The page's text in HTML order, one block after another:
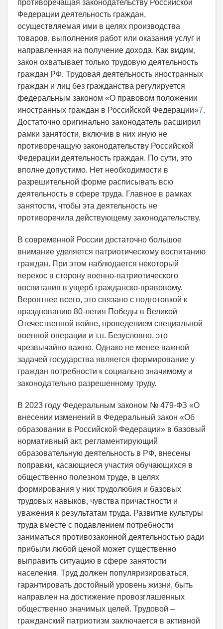
противоречащая законодательству Российской
Федерации деятельность граждан,
осуществляемая ими в целях производства
товаров, выполнения работ или оказания услуг и
направленная на получение дохода. Как видим,
закон охватывает только трудовую деятельность
граждан РФ. Трудовая деятельность иностранных
граждан и лиц без гражданства регулируется
федеральным законом «О правовом положении
иностранных граждан в Российской Федерации»7.
Достаточно оригинально законодатель расширил
рамки занятости, включив в них иную не
противоречащую законодательству Российской
Федерации деятельность граждан. По сути, это
вполне допустимо. Нет необходимости в
разрешительной форме расписывать всю
деятельность в сфере труда. Главное в рамках
занятости, чтобы эта деятельность не
противоречила действующему законодательству.
В современной России достаточно большое
внимание уделяется патриотическому воспитанию
граждан. При этом наблюдается некоторый
перекос в сторону военно-патриотического
воспитания в ущерб гражданско-правовому.
Вероятнее всего, это связано с подготовкой к
празднованию 80-летия Победы в Великой
Отечественной войне, проведением специальной
военной операции и т.п. Безусловно, это
чрезвычайно важно. Однако не менее важной
задачей государства является формирование у
граждан потребности к социально значимому и
законодательно разрешенному труду.
В 2023 году Федеральным законом № 479-ФЗ «О
внесении изменений в Федеральный закон «Об
образовании в Российской Федерации» в базовый
нормативный акт, регламентирующий
образовательную деятельность в РФ, внесены
поправки, касающиеся участия обучающихся в
общественно полезном труде, в целях
формирования у них трудолюбия и базовых
трудовых навыков, чувства причастности и
уважения к результатам труда. Развитие культуры
труда вместе с подавлением потребности
заниматься противозаконной деятельностью ради
прибыли любой ценой может существенно
выправить ситуацию в сфере занятости
населения. Труд должен популяризироваться,
гарантировать достойный уровень жизни, быть
направлен на достижение провозглашенных
общественно значимых целей. Трудовой –
гражданский патриотизм заключается в активной